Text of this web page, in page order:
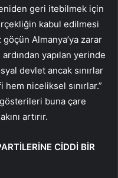
geri itebilmek için
kabul edilmesi
Almanya’ya zarar
yapılan yerinde
devlet ancak sınırlar
niceliksel sınırlar.”
buna çare
artırır.
CİDDİ BİR